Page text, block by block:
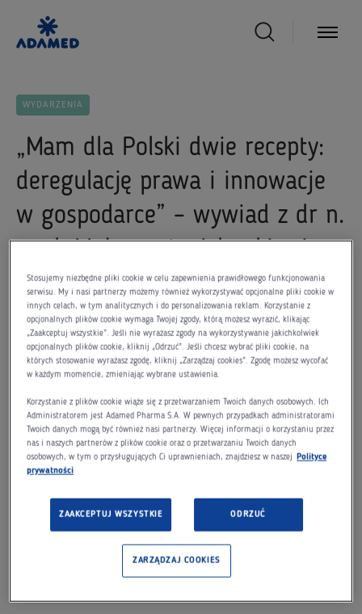
WYDARZENIA
„Mam dla Polski dwie recepty:
deregulację prawa i innowacje
w gospodarce” – wywiad z dr n.
med. Małgorzatą Adamkiewicz
3 września 2025
Małgorzata Adamkiewicz – współwłaścicielka Adamed
Pharma, przedsiębiorca i lekarz – diagnozuje choroby
polskiej biurokracji. Opowiada o barierach w rozwoju
firm, kulisach inicjatywy deregulacyjnej SprawdzaMY i
pokazuje, jak uzdrowić polską gospodarkę poprzez
innowacje.
Pełna treść wywiadu dostępnaTUTAJ
Stosujemy niezbędne pliki cookie w celu zapewnienia prawidłowego funkcjonowania
serwisu. My i nasi partnerzy możemy również wykorzystywać opcjonalne pliki cookie w
innych celach, w tym analitycznych i do personalizowania reklam. Korzystanie z
opcjonalnych plików cookie wymaga Twojej zgody, którą możesz wyrazić, klikając
„Zaakceptuj wszystkie”. Jeśli nie wyrażasz zgody na wykorzystywanie jakichkolwiek
opcjonalnych plików cookie, kliknij „Odrzuć”. Jeśli chcesz wybrać pliki cookie, na
których stosowanie wyrażasz zgodę, kliknij „Zarządzaj cookies”. Zgodę możesz wycofać
w każdym momencie, zmieniając wybrane ustawienia.
Korzystanie z plików cookie wiąże się z przetwarzaniem Twoich danych osobowych. Ich
Administratorem jest Adamed Pharma S.A. W pewnych przypadkach administratorami
Twoich danych mogą być również nasi partnerzy. Więcej informacji o korzystaniu przez
nas i naszych partnerów z plików cookie oraz o przetwarzaniu Twoich danych
osobowych, w tym o przysługujących Ci uprawnieniach, znajdziesz w naszej
Polityce
prywatności
ZAAKCEPTUJ WSZYSTKIE ODRZUĆ
ZARZĄDZAJ COOKIES